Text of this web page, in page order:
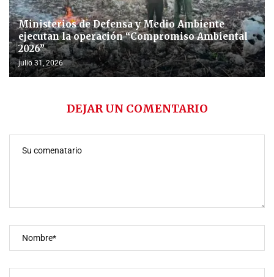
Ministerios de Defensa y Medio Ambiente
ejecutan la operación “Compromiso Ambiental
2026”
julio 31, 2026
DEJAR UN COMENTARIO